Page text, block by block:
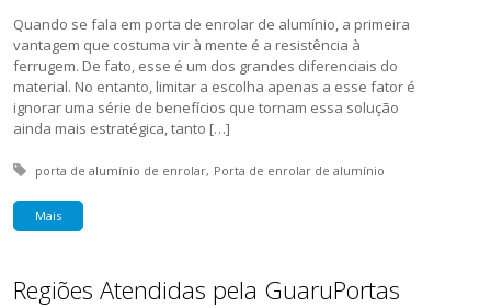
Quando se fala em porta de enrolar de alumínio, a primeira
vantagem que costuma vir à mente é a resistência à
ferrugem. De fato, esse é um dos grandes diferenciais do
material. No entanto, limitar a escolha apenas a esse fator é
ignorar uma série de benefícios que tornam essa solução
ainda mais estratégica, tanto […]
Tagged with:
porta de alumínio de enrolar Porta de enrolar de alumínio
Mais
Regiões Atendidas pela GuaruPortas